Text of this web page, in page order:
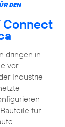
DEN M
Connect
dringen in
vor.
Industrie
für